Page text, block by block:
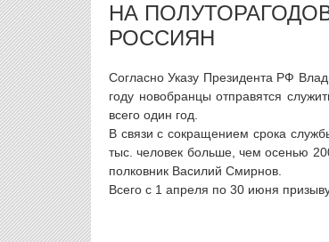
НА
РОССИЯН
Согласно Указу Президента РФ
году новобранцы отправятся
всего один год.
В связи с сокращением срока
тыс. человек больше, чем осенью
полковник Василий Смирнов.
Всего с 1 апреля по 30 июня